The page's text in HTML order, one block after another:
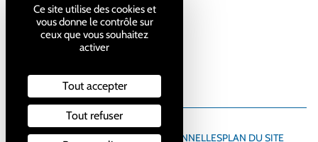
71100 Chalon-sur-Saône
03 85 44 32 89
contact@cirem.fr
MENTIONS LÉGALESDONNÉES PERSONNELLESPLAN DU SITE
Ce site utilise des cookies et
vous donne le contrôle sur
ceux que vous souhaitez
activer
Tout accepter
Tout refuser